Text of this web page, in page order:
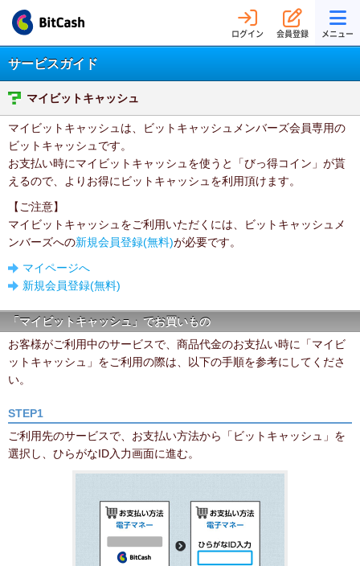
ログイン 会員登録 メニュー
サービスガイド
マイビットキャッシュ
マイビットキャッシュは、ビットキャッシュメンバーズ会員専用の
ビットキャッシュです。
お支払い時にマイビットキャッシュを使うと「びっ得コイン」が貰
えるので、よりお得にビットキャッシュを利用頂けます。
【ご注意】
マイビットキャッシュをご利用いただくには、ビットキャッシュメ
ンバーズへの新規会員登録(無料)が必要です。
マイページへ
新規会員登録(無料)
「マイビットキャッシュ」でお買いもの
お客様がご利用中のサービスで、商品代金のお支払い時に「マイビ
ットキャッシュ」をご利用の際は、以下の手順を参考にしてくださ
い。
STEP1
ご利用先のサービスで、お支払い方法から「ビットキャッシュ」を
選択し、ひらがなID入力画面に進む。